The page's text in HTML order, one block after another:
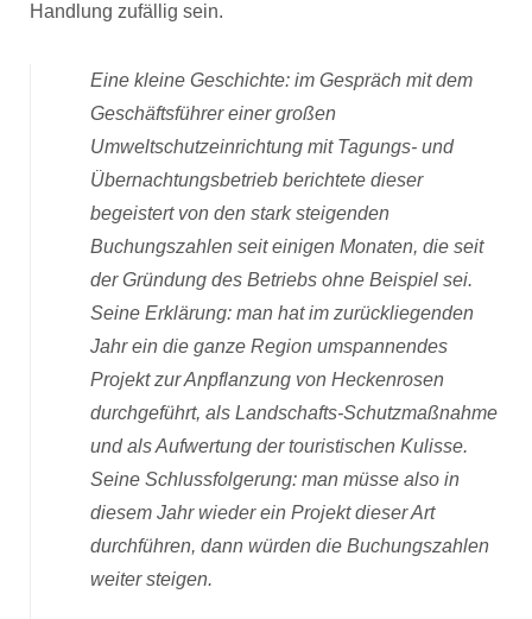
Handlung zufällig sein.
Eine kleine Geschichte: im Gespräch mit dem
Geschäftsführer einer großen
Umweltschutzeinrichtung mit Tagungs- und
Übernachtungsbetrieb berichtete dieser
begeistert von den stark steigenden
Buchungszahlen seit einigen Monaten, die seit
der Gründung des Betriebs ohne Beispiel sei.
Seine Erklärung: man hat im zurückliegenden
Jahr ein die ganze Region umspannendes
Projekt zur Anpflanzung von Heckenrosen
durchgeführt, als Landschafts-Schutzmaßnahme
und als Aufwertung der touristischen Kulisse.
Seine Schlussfolgerung: man müsse also in
diesem Jahr wieder ein Projekt dieser Art
durchführen, dann würden die Buchungszahlen
weiter steigen.